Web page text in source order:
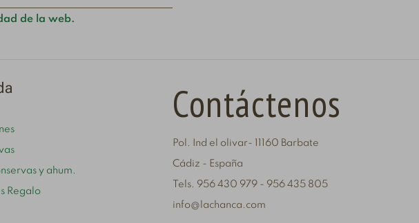
de la web.
y ahum.
Regalo
Contáctenos
Pol. Ind el olivar- 11160 Barbate
Cádiz - España
Tels. 956 430 979 - 956 435 805
info@lachanca.com